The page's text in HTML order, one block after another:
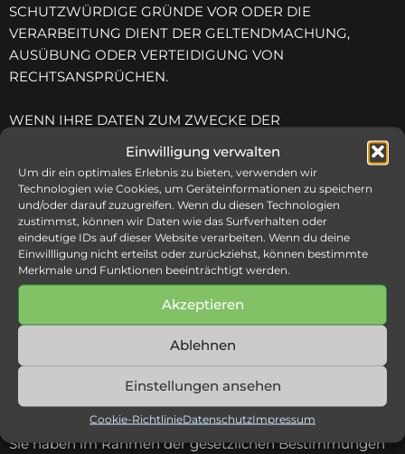
Einwilligung verwalten
Um dir ein optimales Erlebnis zu bieten, verwenden wir
Technologien wie Cookies, um Geräteinformationen zu speichern
und/oder darauf zuzugreifen. Wenn du diesen Technologien
zustimmst, können wir Daten wie das Surfverhalten oder
eindeutige IDs auf dieser Website verarbeiten. Wenn du deine
Einwillligung nicht erteilst oder zurückziehst, können bestimmte
Merkmale und Funktionen beeinträchtigt werden.
Akzeptieren
Ablehnen
Einstellungen ansehen
Cookie-RichtlinieDatenschutzImpressum
SCHUTZWÜRDIGE GRÜNDE VOR ODER DIE
VERARBEITUNG DIENT DER GELTENDMACHUNG,
AUSÜBUNG ODER VERTEIDIGUNG VON
RECHTSANSPRÜCHEN.
WENN IHRE DATEN ZUM ZWECKE DER
DIREKTWERBUNG VERARBEITET WERDEN, HABEN SIE
DAS RECHT, JEDERZEIT WIDERSPRUCH DAGEGEN
EINZULEGEN; DIES GILT AUCH FÜR PROFILING,
SOWEIT ES MIT DIREKTWERBUNG IN VERBINDUNG
STEHT.
Beschwerderecht
Im Falle von Verstößen gegen die DSGVO steht Ihnen ein
Beschwerderecht bei einer Aufsichtsbehörde zu,
insbesondere am Ort Ihres gewöhnlichen Aufenthalts
oder des mutmaßlichen Verstoßes.
Recht auf Datenübertrag­barkeit, Auskunft, Berichtigung,
Löschung, Einschränkung
Sie haben im Rahmen der gesetzlichen Bestimmungen